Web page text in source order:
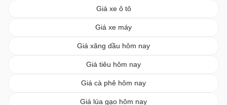
Giá xe ô tô
Giá xe máy
Giá xăng dầu hôm nay
Giá tiêu hôm nay
Giá cà phê hôm nay
Giá lúa gạo hôm nay